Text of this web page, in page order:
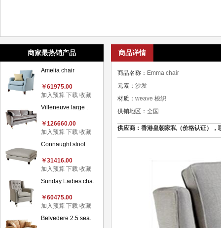
商家最热销产品
Amelia chair
￥61975.00
加入预算 下载 收藏
Villeneuve large .
￥126660.00
加入预算 下载 收藏
Connaught stool
￥31416.00
加入预算 下载 收藏
Sunday Ladies cha.
￥60475.00
加入预算 下载 收藏
Belvedere 2.5 sea.
商品详情
商品名称： Emma chair
元素： 沙发
材质： weave 梭织
供销地区： 全国
供应商：香港皇朝家私（价格认证）